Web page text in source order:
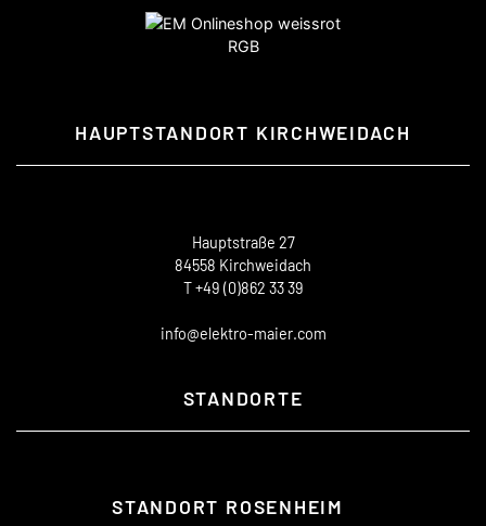
HAUPTSTANDORT KIRCHWEIDACH
Hauptstraße 27
84558 Kirchweidach
T +49 (0)862 33 39
info@elektro-maier.com
STANDORTE
STANDORT ROSENHEIM